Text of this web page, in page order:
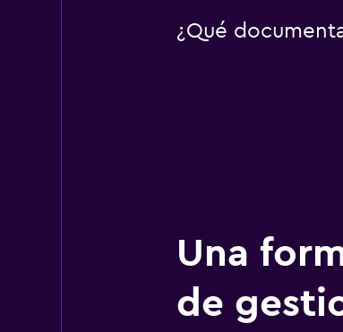
¿Qué
Una
de